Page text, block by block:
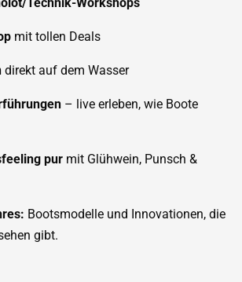
mit tollen Deals
direkt auf dem Wasser
– live erleben, wie Boote
pur mit Glühwein, Punsch &
Bootsmodelle und Innovationen, die
gibt.